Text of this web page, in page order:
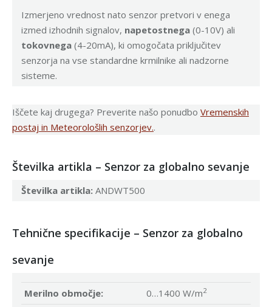
Izmerjeno vrednost nato senzor pretvori v enega
izmed izhodnih signalov, napetostnega (0-10V) ali
tokovnega (4-20mA), ki omogočata priključitev
senzorja na vse standardne krmilnike ali nadzorne
sisteme.
Iščete kaj drugega? Preverite našo ponudbo Vremenskih
postaj in Meteorološlih senzorjev..
Številka artikla – Senzor za globalno sevanje
Številka artikla: ANDWT500
Tehnične specifikacije – Senzor za globalno
sevanje
Merilno območje: 0…1400 W/m2